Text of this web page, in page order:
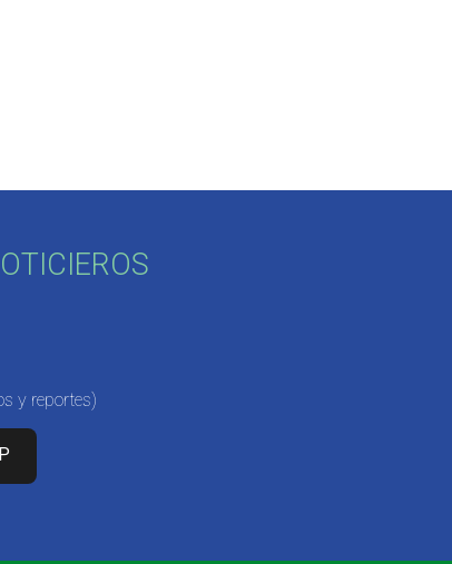
y reportes)